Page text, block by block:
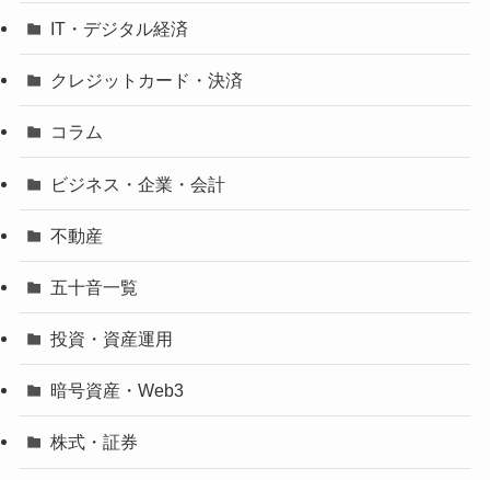
IT・デジタル経済
クレジットカード・決済
コラム
ビジネス・企業・会計
不動産
五十音一覧
投資・資産運用
暗号資産・Web3
株式・証券